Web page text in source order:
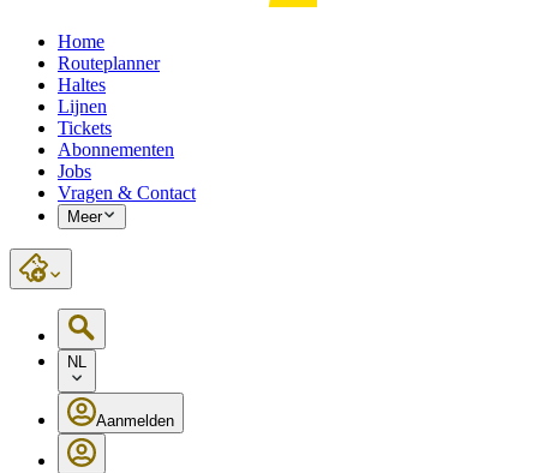
Home
Routeplanner
Haltes
Lijnen
Tickets
Abonnementen
Jobs
Vragen & Contact
Meer
NL
Aanmelden